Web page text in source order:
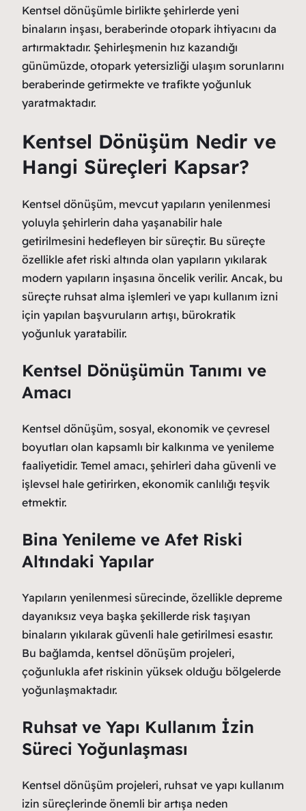
Kentsel dönüşümle birlikte şehirlerde yeni
binaların inşası, beraberinde otopark ihtiyacını da
artırmaktadır. Şehirleşmenin hız kazandığı
günümüzde, otopark yetersizliği ulaşım sorunlarını
beraberinde getirmekte ve trafikte yoğunluk
yaratmaktadır.
Kentsel Dönüşüm Nedir ve
Hangi Süreçleri Kapsar?
Kentsel dönüşüm, mevcut yapıların yenilenmesi
yoluyla şehirlerin daha yaşanabilir hale
getirilmesini hedefleyen bir süreçtir. Bu süreçte
özellikle afet riski altında olan yapıların yıkılarak
modern yapıların inşasına öncelik verilir. Ancak, bu
süreçte ruhsat alma işlemleri ve yapı kullanım izni
için yapılan başvuruların artışı, bürokratik
yoğunluk yaratabilir.
Kentsel Dönüşümün Tanımı ve
Amacı
Kentsel dönüşüm, sosyal, ekonomik ve çevresel
boyutları olan kapsamlı bir kalkınma ve yenileme
faaliyetidir. Temel amacı, şehirleri daha güvenli ve
işlevsel hale getirirken, ekonomik canlılığı teşvik
etmektir.
Bina Yenileme ve Afet Riski
Altındaki Yapılar
Yapıların yenilenmesi sürecinde, özellikle depreme
dayanıksız veya başka şekillerde risk taşıyan
binaların yıkılarak güvenli hale getirilmesi esastır.
Bu bağlamda, kentsel dönüşüm projeleri,
çoğunlukla afet riskinin yüksek olduğu bölgelerde
yoğunlaşmaktadır.
Ruhsat ve Yapı Kullanım İzin
Süreci Yoğunlaşması
Kentsel dönüşüm projeleri, ruhsat ve yapı kullanım
izin süreçlerinde önemli bir artışa neden